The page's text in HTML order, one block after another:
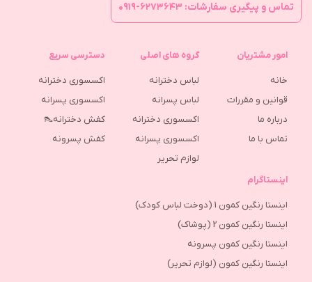
تماس و پیگیری سفارشات: ۶۲۷۳۶۴۳-۰۹۱۹
امور مشتریان
خانه
قوانین و مقررات
درباره ما
تماس با ما
گروه های اصلی
لباس دخترانه
لباس پسرانه
اکسسوری دخترانه
اکسسوری پسرانه
لوازم تحریر
دسترسی سریع
اکسسوری دخترانه
اکسسوری پسرانه
کفش دخترانه👠
كفش پسرونه
اینستاگرام
اینستا رنگین کمون 1 (دوخت لباس کودک)
اینستا رنگین کمون 2 (پوشاک)
اینستا رنگین کمون پسرونه
اینستا رنگین کمون (لوازم تحریر)